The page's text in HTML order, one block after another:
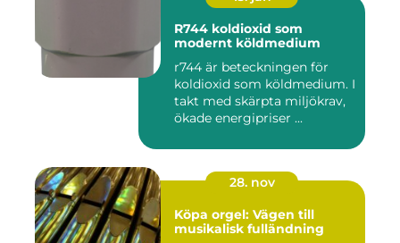
R744 koldioxid som
modernt köldmedium
r744 är beteckningen för
koldioxid som köldmedium. I
takt med skärpta miljökrav,
ökade energipriser ...
28. nov
Köpa orgel: Vägen till
musikalisk fulländning